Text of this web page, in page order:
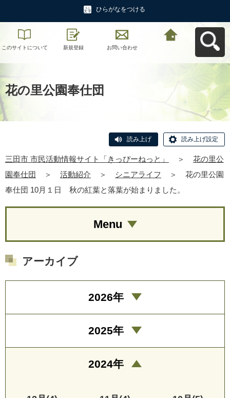
ひらがなをつける
このサイトについて 新規登録 お問い合わせ
花の里公園奉仕団
読み上げ 読み上げ設定
三田市 市民活動情報サイト「きっぴーねっと」 ＞
花の里公
園奉仕団
＞ 活動紹介 ＞ シニアライフ ＞
花の里公園
奉仕団 10月１日 秋の紅葉と落葉が始まりました。
Menu
アーカイブ
2026年
2025年
2024年